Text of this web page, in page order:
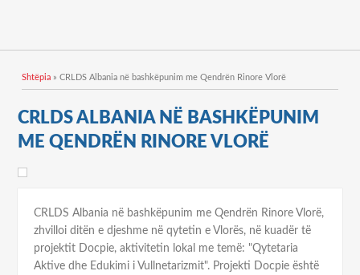
Gjëndeni këtu
Shtëpia » CRLDS Albania në bashkëpunim me Qendrën Rinore Vlorë
CRLDS ALBANIA NË BASHKËPUNIM
ME QENDRËN RINORE VLORË
CRLDS Albania në bashkëpunim me Qendrën Rinore Vlorë,
zhvilloi ditën e djeshme në qytetin e Vlorës, në kuadër të
projektit Docpie, aktivitetin lokal me temë: "Qytetaria
Aktive dhe Edukimi i Vullnetarizmit". Projekti Docpie është